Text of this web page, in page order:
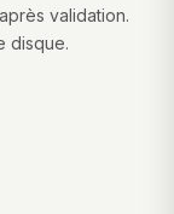
validation.
disque.